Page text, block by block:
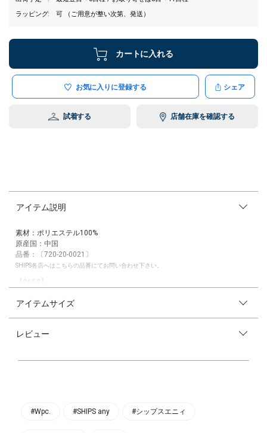
ラッピング
可 （ご用意が整い次第、発送）
カートに入れる
お気に入りに登録する シェア
試着する 店舗在庫を確認する
アイテム説明
素材：ポリエステル100%
原産国：中国
品番：〔720-20-0021〕
SHIPS各店へはこちらの品番にてお問い合わせ下さい。
これからのシーズンに欠かせない！晴雨兼用の折り畳み日傘が登場。
カラビナ付きで持ち運びにも便利◎
スできるレインギアアイテムを提案します。
アイテムサイズ
レビュー
#Wpc. #SHIPS any #シップスエニィ